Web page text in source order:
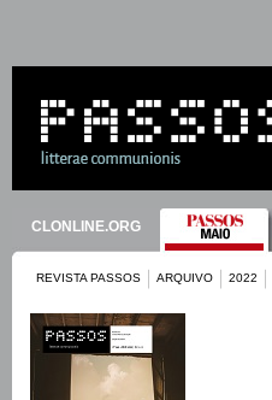
CLONLINE.ORG
REVISTA PASSOS ARQUIVO 2022